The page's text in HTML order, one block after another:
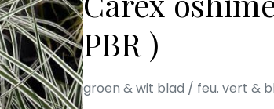
PBR )
groen & wit blad / feu. vert &